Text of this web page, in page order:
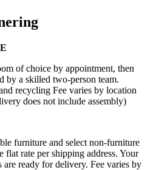
of choice by appointment, then
by a skilled two-person team.
recycling Fee varies by location
does not include assembly)
furniture and select non-furniture
flat rate per shipping address. Your
ready for delivery. Fee varies by